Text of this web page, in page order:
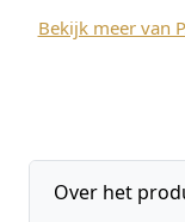
n
d
e
Bekijk meer van
Over het